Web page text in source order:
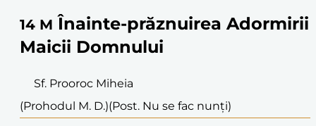
14 M Înainte-prăznuirea Adormirii
Maicii Domnului
Sf. Prooroc Miheia
(Prohodul M. D.)(Post. Nu se fac nunți)